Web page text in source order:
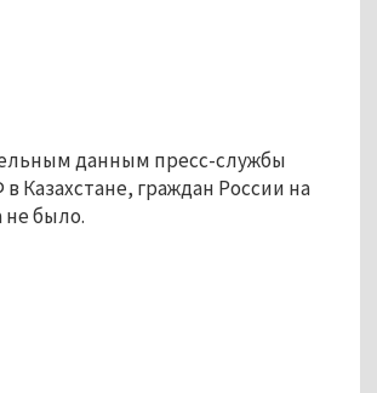
данным пресс-службы
Казахстане, граждан России на
не было.